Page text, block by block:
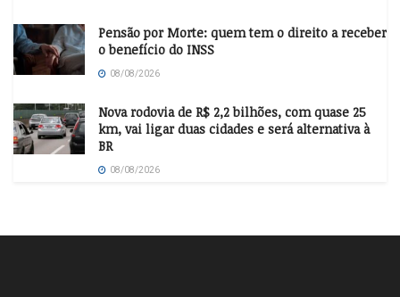
Pensão por Morte: quem tem o direito a receber
o benefício do INSS
08/08/2026
Nova rodovia de R$ 2,2 bilhões, com quase 25
km, vai ligar duas cidades e será alternativa à
BR
08/08/2026